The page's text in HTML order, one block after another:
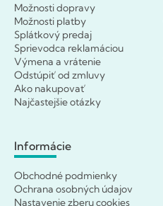
Možnosti dopravy
Možnosti platby
Splátkový predaj
Sprievodca reklamáciou
Výmena a vrátenie
Odstúpiť od zmluvy
Ako nakupovať
Najčastejšie otázky
Informácie
Obchodné podmienky
Ochrana osobných údajov
Nastavenie zberu cookies